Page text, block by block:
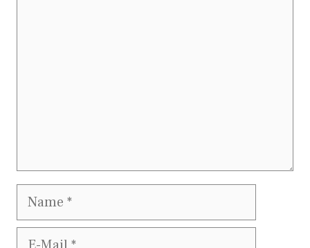
Name
E-